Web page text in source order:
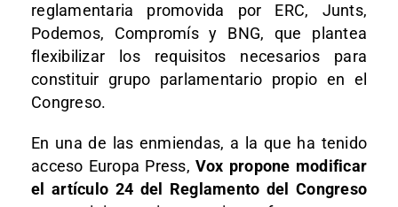
reglamentaria promovida por ERC, Junts,
Podemos, Compromís y BNG, que plantea
flexibilizar los requisitos necesarios para
constituir grupo parlamentario propio en el
Congreso.
En una de las enmiendas, a la que ha tenido
acceso Europa Press, Vox propone modificar
el artículo 24 del Reglamento del Congreso